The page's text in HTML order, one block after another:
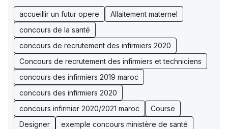
accueillir un futur opere
Allaitement maternel
concours de la santé
concours de recrutement des infirmiers 2020
Concours de recrutement des infirmiers et techniciens
concours des infirmiers 2019 maroc
concours des infirmiers 2020
concours infirmier 2020/2021 maroc
Course
Designer
exemple concours ministère de santé